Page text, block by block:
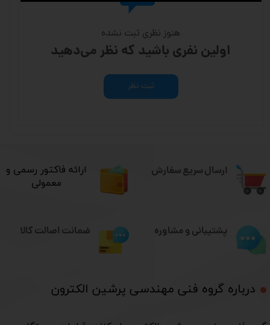
هنوز نظری ثبت نشده
اولین نفری باشید که نظر می‌دهید
ثبت نظر
ارسال سریع سفارش
درباره گروه فنی مهندسی پرشین الکترون​​​​​​​
​ارائه فاکتور رسمی و
معمولی
پشتیبانی و مشاوره ضمانت اصالت کالا